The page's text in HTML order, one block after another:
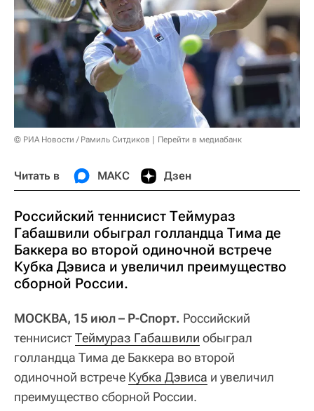
© РИА Новости / Рамиль Ситдиков Перейти в медиабанк
Читать в МАКС Дзен
Российский теннисист Теймураз
Габашвили обыграл голландца Тима де
Баккера во второй одиночной встрече
Кубка Дэвиса и увеличил преимущество
сборной России.
МОСКВА, 15 июл – Р-Спорт. Российский
теннисистТеймураз Габашвили обыграл
голландца Тима де Баккера во второй
одиночной встрече Кубка Дэвиса и увеличил
преимущество сборной России.